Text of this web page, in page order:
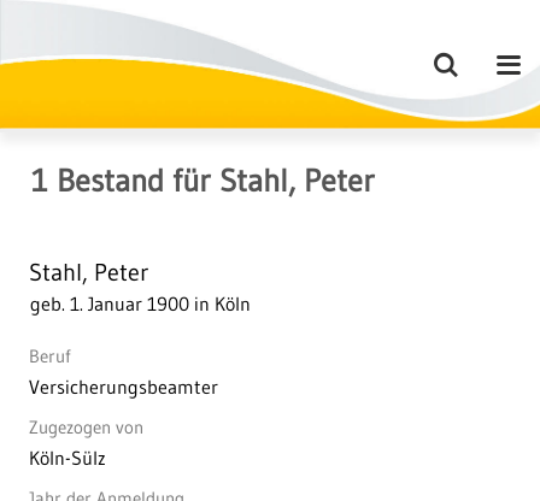
1 Bestand für Stahl, Peter
Stahl, Peter
geb. 1. Januar 1900 in Köln
Beruf
Versicherungsbeamter
Zugezogen von
Köln-Sülz